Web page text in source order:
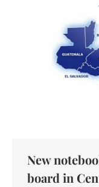
New
board in